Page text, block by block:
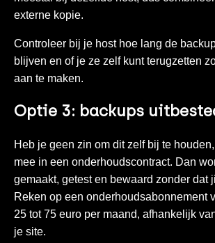
externe kopie.
Controleer bij je host hoe lang de
blijven en of je ze zelf kunt terugzetten
aan te maken.
Optie 3: backups
Heb je geen zin om dit zelf bij te
mee in een onderhoudscontract. Dan
gemaakt, getest en bewaard zonder dat
Reken op een onderhoudsabonnement
25 tot 75 euro per maand, afhankelijk
je site.